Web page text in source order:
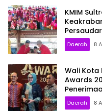
KMIM
Solid
Daerah 8
Wali Kota
Awards
Daerah 8